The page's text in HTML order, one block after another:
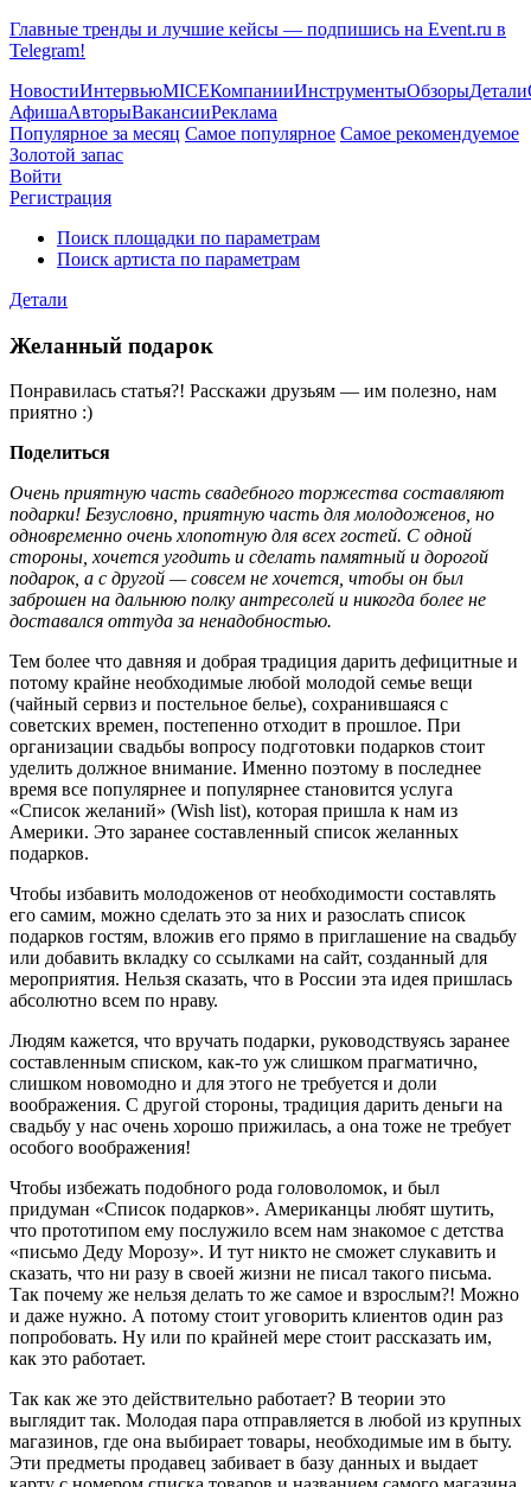
Главные тренды и лучшие кейсы — подпишись на Event.ru в
Telegram!
НовостиИнтервьюMICEКомпанииИнструментыОбзорыДетали
АфишаАвторыВакансииРеклама
Популярное за месяц Самое популярное Самое рекомендуемое
Золотой запас
Войти
Регистрация
Поиск площадки по параметрам
Поиск артиста по параметрам
Детали
Желанный подарок
Понравилась статья?! Расскажи друзьям — им полезно, нам
приятно :)
Поделиться
Очень приятную часть свадебного торжества составляют
подарки! Безусловно, приятную часть для молодоженов, но
одновременно очень хлопотную для всех гостей. С одной
стороны, хочется угодить и сделать памятный и дорогой
подарок, а с другой — совсем не хочется, чтобы он был
заброшен на дальнюю полку антресолей и никогда более не
доставался оттуда за ненадобностью.
Тем более что давняя и добрая традиция дарить дефицитные и
потому крайне необходимые любой молодой семье вещи
(чайный сервиз и постельное белье), сохранившаяся с
советских времен, постепенно отходит в прошлое. При
организации свадьбы вопросу подготовки подарков стоит
уделить должное внимание. Именно поэтому в последнее
время все популярнее и популярнее становится услуга
«Список желаний» (Wish list), которая пришла к нам из
Америки. Это заранее составленный список желанных
подарков.
Чтобы избавить молодоженов от необходимости составлять
его самим, можно сделать это за них и разослать список
подарков гостям, вложив его прямо в приглашение на свадьбу
или добавить вкладку со ссылками на сайт, созданный для
мероприятия. Нельзя сказать, что в России эта идея пришлась
абсолютно всем по нраву.
Людям кажется, что вручать подарки, руководствуясь заранее
составленным списком, как-то уж слишком прагматично,
слишком новомодно и для этого не требуется и доли
воображения. С другой стороны, традиция дарить деньги на
свадьбу у нас очень хорошо прижилась, а она тоже не требует
особого воображения!
Чтобы избежать подобного рода головоломок, и был
придуман «Список подарков». Американцы любят шутить,
что прототипом ему послужило всем нам знакомое с детства
«письмо Деду Морозу». И тут никто не сможет слукавить и
сказать, что ни разу в своей жизни не писал такого письма.
Так почему же нельзя делать то же самое и взрослым?! Можно
и даже нужно. А потому стоит уговорить клиентов один раз
попробовать. Ну или по крайней мере стоит рассказать им,
как это работает.
Так как же это действительно работает? В теории это
выглядит так. Молодая пара отправляется в любой из крупных
магазинов, где она выбирает товары, необходимые им в быту.
Эти предметы продавец забивает в базу данных и выдает